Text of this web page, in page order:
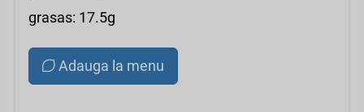
grasas: 17.5g
Adauga la menu